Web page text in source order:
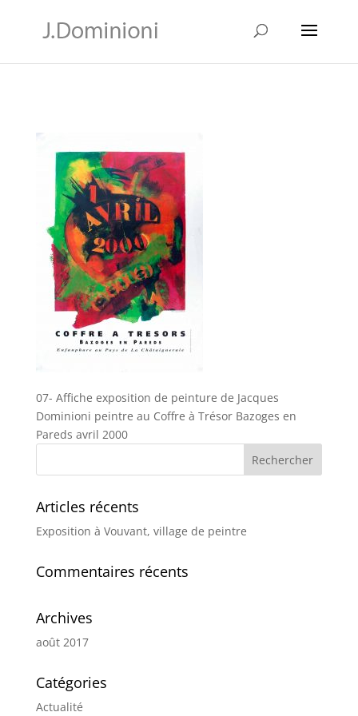
07- Affiche exposition de peinture de Jacques
Dominioni peintre au Coffre à Trésor Bazoges en
Pareds avril 2000
Articles récents
Exposition à Vouvant, village de peintre
Commentaires récents
Archives
août 2017
Catégories
Actualité